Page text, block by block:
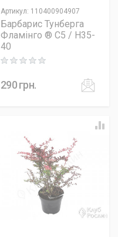
Артикул: 110400904907
Барбарис Тунберга
Фламінго ® C5 / H35-
40
Rating: 0 out of 5
290грн.